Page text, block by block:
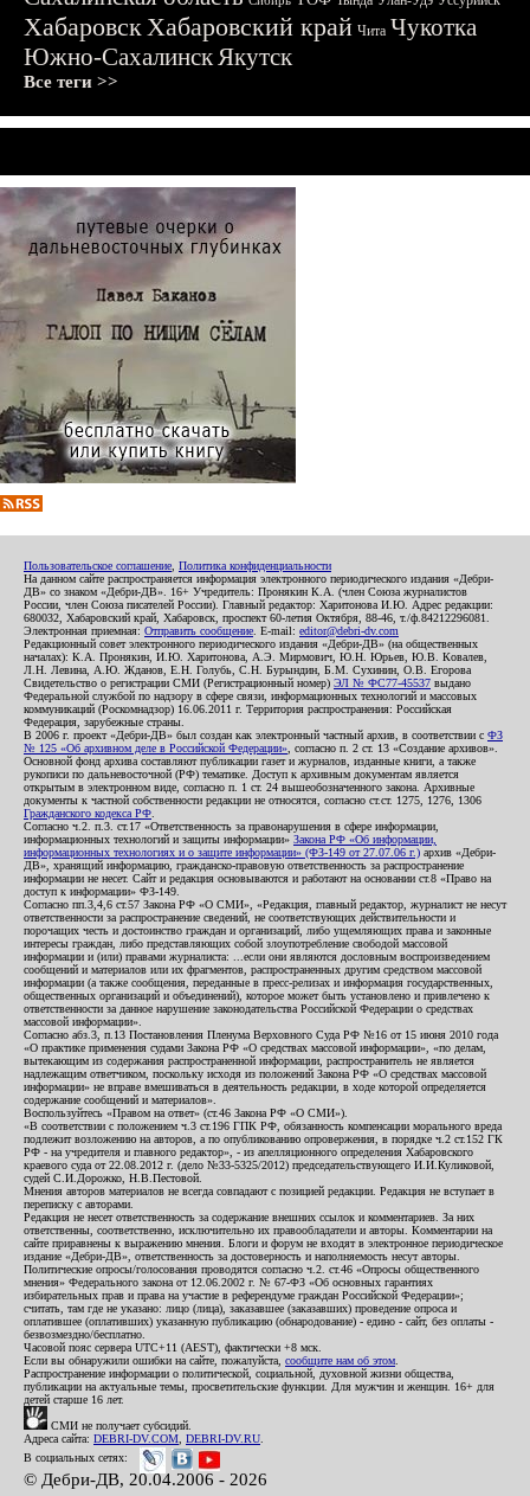
ХабаровскХабаровский край Чита Чукотка
Южно-СахалинскЯкутск
Все теги >>
Пользовательское соглашение Политика конфиденциальности
На данном сайте распространяется информация электронного периодического издания «Дебри-
ДВ» со знаком «Дебри-ДВ». 16+ Учредитель: Пронякин К.А. (член Союза журналистов
России, член Союза писателей России). Главный редактор: Харитонова И.Ю. Адрес редакции:
680032, Хабаровский край, Хабаровск, проспект 60-летия Октября, 88-46, т./ф.84212296081.
Электронная приемная: Отправить сообщение . E-mail: editor@debri-dv.com
Редакционный совет электронного периодического издания «Дебри-ДВ» (на общественных
началах): К.А. Пронякин, И.Ю. Харитонова, А.Э. Мирмович, Ю.Н. Юрьев, Ю.В. Ковалев,
Л.Н. Левина, А.Ю. Жданов, Е.Н. Голубь, С.Н. Бурындин, Б.М. Сухинин, О.В. Егорова
Свидетельство о регистрации СМИ (Регистрационный номер) ЭЛ № ФС77-45537 выдано
Федеральной службой по надзору в сфере связи, информационных технологий и массовых
коммуникаций (Роскомнадзор) 16.06.2011 г. Территория распространения: Российская
Федерация, зарубежные страны.
В 2006 г. проект «Дебри-ДВ» был создан как электронный частный архив, в соответствии с ФЗ
№ 125 «Об архивном деле в Российской Федерации» , согласно п. 2 ст. 13 «Создание архивов».
Основной фонд архива составляют публикации газет и журналов, изданные книги, а также
рукописи по дальневосточной (РФ) тематике. Доступ к архивным документам является
открытым в электронном виде, согласно п. 1 ст. 24 вышеобозначенного закона. Архивные
документы к частной собственности редакции не относятся, согласно ст.ст. 1275, 1276, 1306
Гражданского кодекса РФ
Согласно ч.2. п.3. ст.17 «Ответственность за правонарушения в сфере информации,
информационных технологий и защиты информации» Закона РФ «Об информации,
информационных технологиях и о защите информации» (ФЗ-149 от 27.07.06 г.) архив «Дебри-
ДВ», хранящий информацию, гражданско-правовую ответственность за распространение
информации не несет. Сайт и редакция основываются и работают на основании ст.8 «Право на
доступ к информации» ФЗ-149.
Согласно пп.3,4,6 ст.57 Закона РФ «О СМИ», «Редакция, главный редактор, журналист не несут
ответственности за распространение сведений, не соответствующих действительности и
порочащих честь и достоинство граждан и организаций, либо ущемляющих права и законные
интересы граждан, либо представляющих собой злоупотребление свободой массовой
информации и (или) правами журналиста: ...если они являются дословным воспроизведением
сообщений и материалов или их фрагментов, распространенных другим средством массовой
информации (а также сообщения, переданные в пресс-релизах и информация государственных,
общественных организаций и объединений), которое может быть установлено и привлечено к
ответственности за данное нарушение законодательства Российской Федерации о средствах
массовой информации».
Согласно абз.3, п.13 Постановления Пленума Верховного Суда РФ №16 от 15 июня 2010 года
«О практике применения судами Закона РФ «О средствах массовой информации», «по делам,
вытекающим из содержания распространенной информации, распространитель не является
надлежащим ответчиком, поскольку исходя из положений Закона РФ «О средствах массовой
информации» не вправе вмешиваться в деятельность редакции, в ходе которой определяется
содержание сообщений и материалов».
Воспользуйтесь «Правом на ответ» (ст.46 Закона РФ «О СМИ»).
«В соответствии с положением ч.3 ст.196 ГПК РФ, обязанность компенсации морального вреда
подлежит возложению на авторов, а по опубликованию опровержения, в порядке ч.2 ст.152 ГК
РФ - на учредителя и главного редактор», - из апелляционного определения Хабаровского
краевого суда от 22.08.2012 г. (дело №33-5325/2012) председательствующего И.И.Куликовой,
судей С.И.Дорожко, Н.В.Пестовой.
Мнения авторов материалов не всегда совпадают с позицией редакции. Редакция не вступает в
переписку с авторами.
Редакция не несет ответственность за содержание внешних ссылок и комментариев. За них
ответственны, соответственно, исключительно их правообладатели и авторы. Комментарии на
сайте приравнены к выражению мнения. Блоги и форум не входят в электронное периодическое
издание «Дебри-ДВ», ответственность за достоверность и наполняемость несут авторы.
Политические опросы/голосования проводятся согласно ч.2. ст.46 «Опросы общественного
мнения» Федерального закона от 12.06.2002 г. № 67-ФЗ «Об основных гарантиях
избирательных прав и права на участие в референдуме граждан Российской Федерации»;
считать, там где не указано: лицо (лица), заказавшее (заказавших) проведение опроса и
оплатившее (оплативших) указанную публикацию (обнародование) - едино - сайт, без оплаты -
безвозмездно/бесплатно.
Часовой пояс сервера UTC+11 (AEST), фактически +8 мск.
Если вы обнаружили ошибки на сайте, пожалуйста, сообщите нам об этом
Распространение информации о политической, социальной, духовной жизни общества,
публикации на актуальные темы, просветительские функции. Для мужчин и женщин. 16+ для
детей старше 16 лет.
СМИ не получает субсидий.
Адреса сайта: DEBRI-DV.COM DEBRI-DV.RU
В социальных сетях:
© Дебри-ДВ, 20.04.2006 - 2026